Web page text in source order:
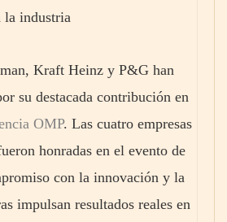
la industria
Kraft Heinz y P&G han
su destacada contribución en
OMP. Las cuatro empresas
honradas en el evento de
con la innovación y la
impulsan resultados reales en